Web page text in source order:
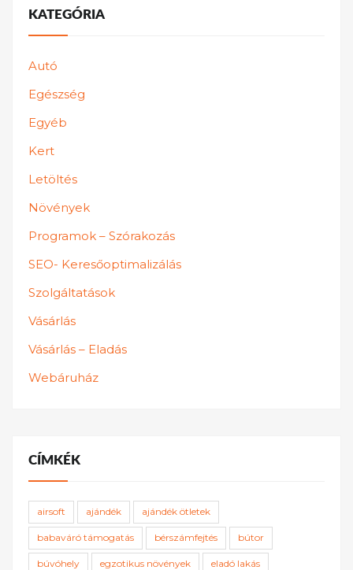
KATEGÓRIA
Autó
Egészség
Egyéb
Kert
Letöltés
Növények
Programok – Szórakozás
SEO- Keresőoptimalizálás
Szolgáltatások
Vásárlás
Vásárlás – Eladás
Webáruház
CÍMKÉK
airsoft ajándék ajándék ötletek
babaváró támogatás bérszámfejtés bútor
búvóhely egzotikus növények eladó lakás